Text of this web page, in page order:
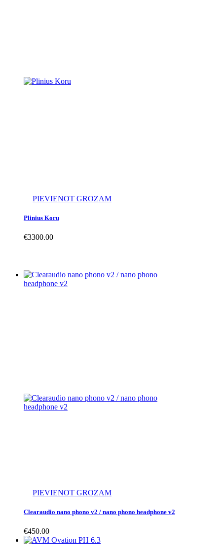
PIEVIENOT GROZAM
Plinius Koru
€3300.00
PIEVIENOT GROZAM
Clearaudio nano phono v2 / nano phono headphone v2
€450.00